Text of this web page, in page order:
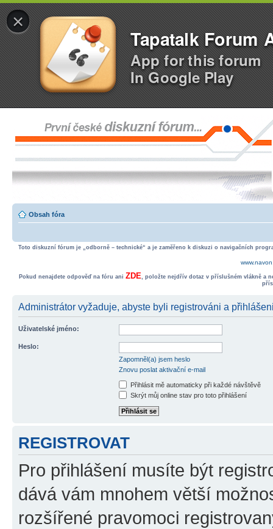
×
Tapatalk Forum
App for this forum
In Google Play
Obsah fóra
Toto diskuzní fórum je „odborně – technické“ a je zaměřeno k diskuzi o navigačních
Pokud nenajdete odpověď na fóru ani ZDE, položte nejdřív dotaz v příslušném vlákně a
Administrátor vyžaduje, abyste byli registrováni a
Uživatelské jméno:
Heslo:
Zapomněl(a) jsem heslo
Znovu poslat aktivační e-mail
Přihlásit mě automaticky při každé návštěvě
Skrýt můj online stav pro toto přihlášení
REGISTROVAT
Pro přihlášení musíte být
dává vám mnohem větší
rozšířené pravomoci